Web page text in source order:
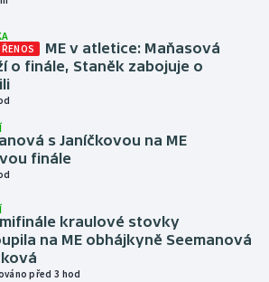
ME v atletice: Maňasová
o finále, Staněk zabojuje o
s Janíčkovou na ME
finále
kraulové stovky
na ME obhájkyně Seemanová
před 3 hod